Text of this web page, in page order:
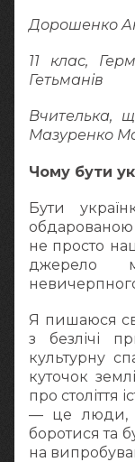
Дорошенко
11 клас,
Гетьманів
Вчителька,
Мазуренко
Чому бути
Бути
не просто
джерело
Я пишаюся
з безлічі
культурну
куточок
про століття
— це люди,
боротися та
на